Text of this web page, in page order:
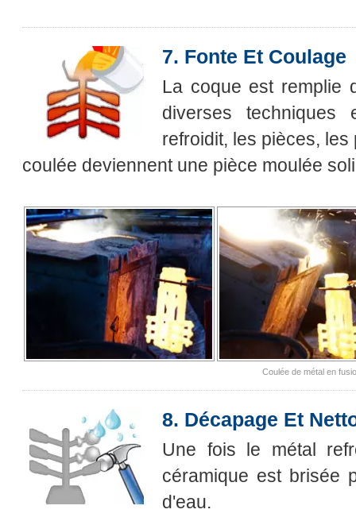
7. Fonte Et Coulage
La coque est remplie
diverses
refroidit, les pièces,
coulée deviennent une pièce moulée
Coulée de métal en
8. Décapage Et
Une fois le métal
céramique est brisée
d'eau.